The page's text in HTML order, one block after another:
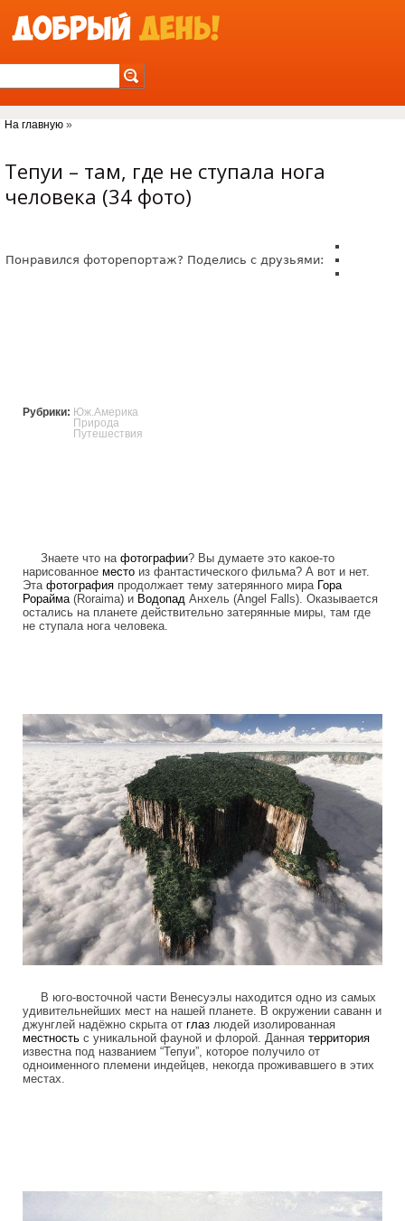
На главную »
Тепуи – там, где не ступала нога
человека (34 фото)
Понравился фоторепортаж? Поделись с друзьями:
Рубрики: Юж.Америка
Природа
Путешествия
Знаете что на фотографии? Вы думаете это какое-то
нарисованное место из фантастического фильма? А вот и нет.
Эта фотография продолжает тему затерянного мира Гора
Рорайма (Roraima) и Водопад Анхель (Angel Falls). Оказывается
остались на планете действительно затерянные миры, там где
не ступала нога человека.
В юго-восточной части Венесуэлы находится одно из самых
удивительнейших мест на нашей планете. В окружении саванн и
джунглей надёжно скрыта от глаз людей изолированная
местность с уникальной фауной и флорой. Данная территория
известна под названием “Тепуи”, которое получило от
одноименного племени индейцев, некогда проживавшего в этих
местах.